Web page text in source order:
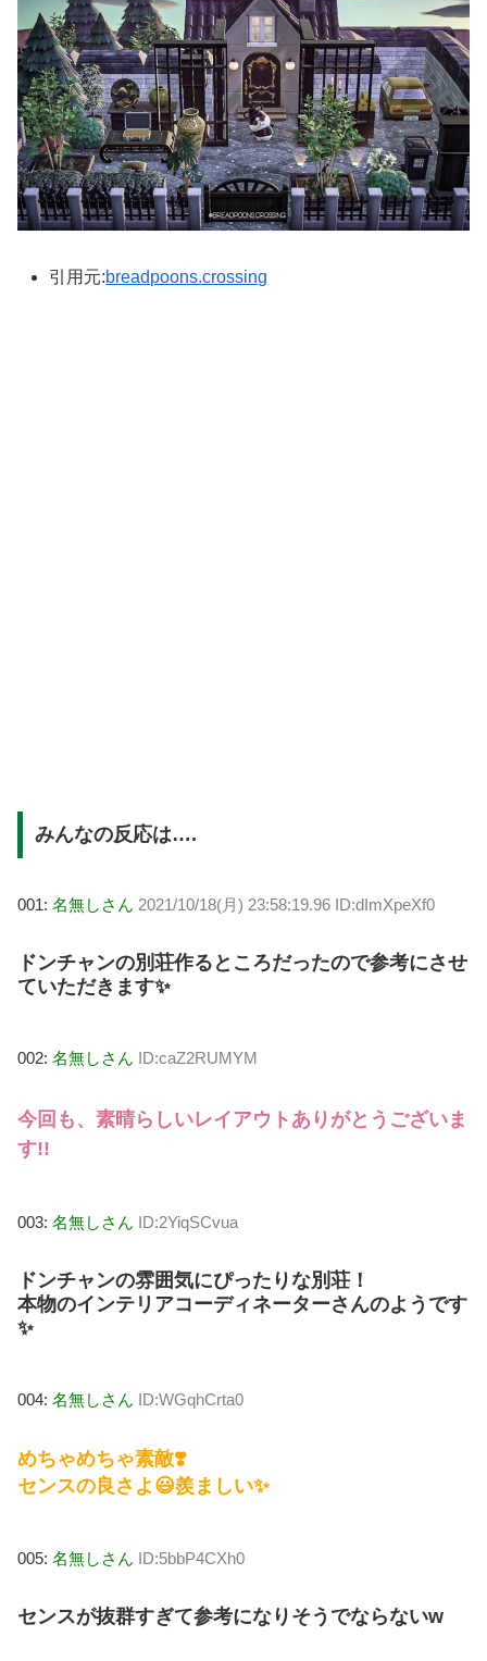
引用元:breadpoons.crossing
みんなの反応は….
001: 名無しさん 2021/10/18(月) 23:58:19.96 ID:dImXpeXf0
ドンチャンの別荘作るところだったので参考にさせ
ていただきます✨
002: 名無しさん ID:caZ2RUMYM
今回も、素晴らしいレイアウトありがとうございま
す!!
003: 名無しさん ID:2YiqSCvua
ドンチャンの雰囲気にぴったりな別荘！
本物のインテリアコーディネーターさんのようです
✨
004: 名無しさん ID:WGqhCrta0
めちゃめちゃ素敵❣️
センスの良さよ😃羨ましい✨
005: 名無しさん ID:5bbP4CXh0
センスが抜群すぎて参考になりそうでならないw